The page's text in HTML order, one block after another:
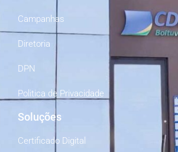
Campanhas
Diretoria
DPN
Politica de Privacidade
Soluções
Certificado Digital